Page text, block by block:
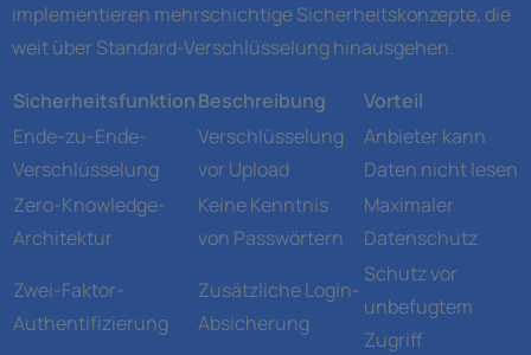
implementieren mehrschichtige Sicherheitskonzepte, die
weit über Standard-Verschlüsselung hinausgehen.
SicherheitsfunktionBeschreibung
Vorteil
Ende-zu-Ende-
Verschlüsselung
Verschlüsselung
vor Upload
Anbieter kann
Daten nicht lesen
Zero-Knowledge-
Architektur
Keine Kenntnis
von Passwörtern
Maximaler
Datenschutz
Zwei-Faktor-
Authentifizierung
Zusätzliche Login-
Absicherung
Schutz vor
unbefugtem
Zugriff